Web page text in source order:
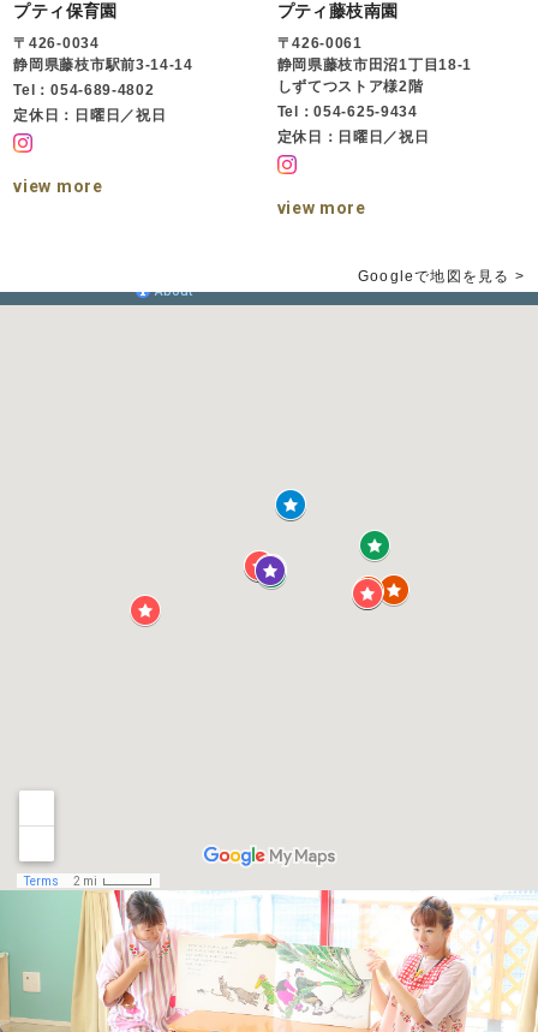
プティ保育園
〒426-0034
静岡県藤枝市駅前3-14-14
Tel：054-689-4802
定休日：日曜日／祝日
view more
プティ藤枝南園
〒426-0061
静岡県藤枝市田沼1丁目18-1
しずてつストア様2階
Tel：054-625-9434
定休日：日曜日／祝日
view more
Googleで地図を見る >